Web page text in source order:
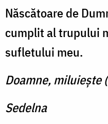
Născătoare de
cumplit al trupului
sufletului meu.
Doamne, miluiește
Sedelna